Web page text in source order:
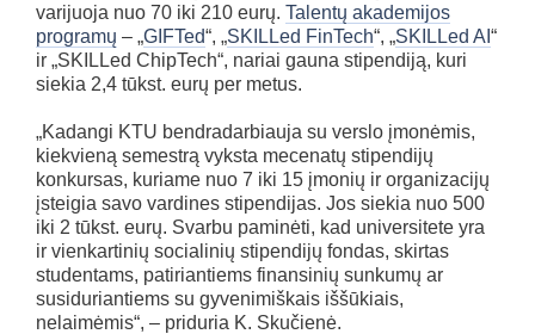
varijuoja nuo 70 iki 210 eurų. Talentų akademijos
programų – „GIFTed“, „SKILLed FinTech“, „SKILLed AI “
ir „SKILLed ChipTech“, nariai gauna stipendiją, kuri
siekia 2,4 tūkst. eurų per metus.
„Kadangi KTU bendradarbiauja su verslo įmonėmis,
kiekvieną semestrą vyksta mecenatų stipendijų
konkursas, kuriame nuo 7 iki 15 įmonių ir organizacijų
įsteigia savo vardines stipendijas. Jos siekia nuo 500
iki 2 tūkst. eurų. Svarbu paminėti, kad universitete yra
ir vienkartinių socialinių stipendijų fondas, skirtas
studentams, patiriantiems finansinių sunkumų ar
susiduriantiems su gyvenimiškais iššūkiais,
nelaimėmis“, – priduria K. Skučienė.